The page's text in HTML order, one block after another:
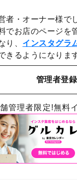
者・オーナー様で
でお店のページを
り、 インスタグラ
きるようになりま
管理者登録
管理者限定!無料